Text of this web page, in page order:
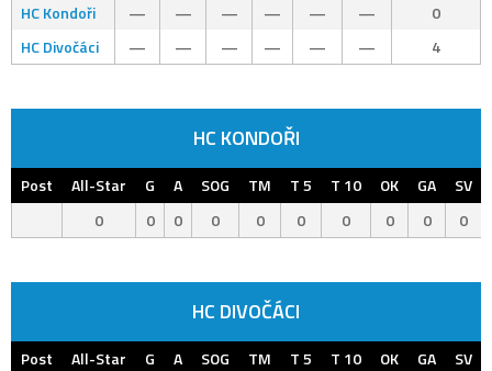
HC Kondoři
— — — — — —
0
HC Divočáci
— — — — — — 4
HC KONDOŘI
Post All-Star G A SOG TM T 5 T 10 OK GA
SV
0
0 0 0 0 0 0 0 0 0
HC DIVOČÁCI
Post All-Star G A SOG TM T 5 T 10 OK GA
SV